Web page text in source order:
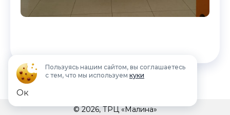
Скрыть карту
© 2026, ТРЦ «Малина»
Пользуясь нашим сайтом, вы соглашаетесь
с тем, что мы используем куки
Ок